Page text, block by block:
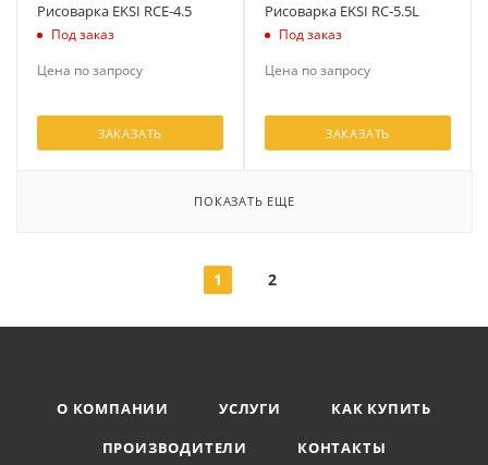
Рисоварка EKSI RCE-4.5
Под заказ
Цена по запросу
ЗАКАЗАТЬ
Рисоварка EKSI RC-5.5L
Под заказ
Цена по запросу
ЗАКАЗАТЬ
ПОКАЗАТЬ ЕЩЕ
1 2
О КОМПАНИИ УСЛУГИ
КАК КУПИТЬ
ПРОИЗВОДИТЕЛИ
КОНТАКТЫ